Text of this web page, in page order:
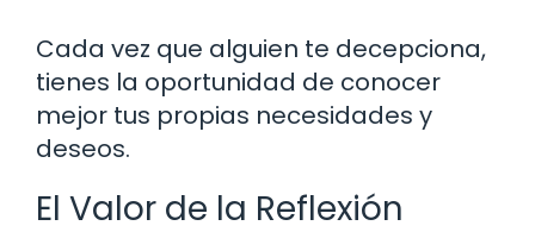
Cada vez que alguien te decepciona,
tienes la oportunidad de conocer
mejor tus propias necesidades y
deseos.
El Valor de la Reflexión